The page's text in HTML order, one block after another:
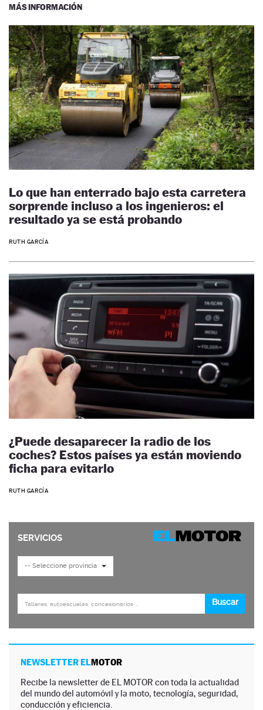
MÁS INFORMACIÓN
Lo que han enterrado bajo esta carretera
sorprende incluso a los ingenieros: el
resultado ya se está probando
RUTH GARCÍA
¿Puede desaparecer la radio de los
coches? Estos países ya están moviendo
ficha para evitarlo
RUTH GARCÍA
NEWSLETTER ELMOTOR
Recibe la newsletter de EL MOTOR con toda la actualidad
del mundo del automóvil y la moto, tecnología, seguridad,
conducción y eficiencia.